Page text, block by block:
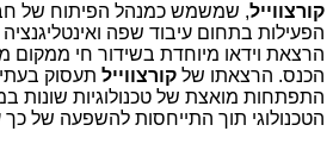
קורצווייל, שמשמש כמנהל הפיתוח של
הפעילות בתחום עיבוד שפה
הרצאת וידאו מיוחדת בשידור חי ממקום
הכנס. הרצאתו של קורצווייל תעסוק
התפתחות מואצת של טכנולוגיות שונות
הטכנולוגי תוך התייחסות להשפעה של כך